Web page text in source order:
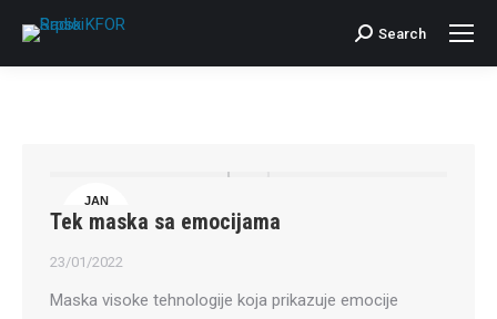
Search:
Search
JAN
23
Tek maska sa emocijama
23/01/2022
Maska visoke tehnologije koja prikazuje emocije